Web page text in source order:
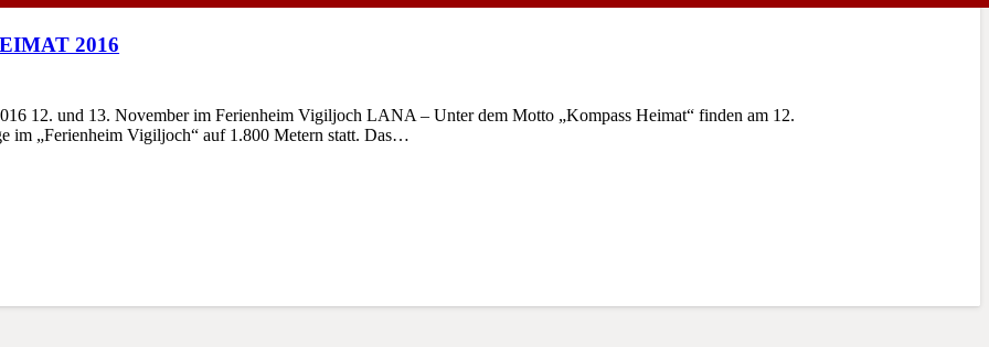
2016
12. und 13. November im Ferienheim Vigiljoch LANA – Unter dem Motto „Kompass Heimat“ finden am 12.
im „Ferienheim Vigiljoch“ auf 1.800 Metern statt. Das…